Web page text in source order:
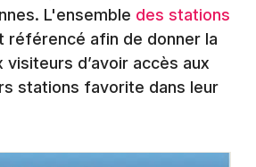
L'ensemble des stations
référencé afin de donner la
visiteurs d’avoir accès aux
stations favorite dans leur